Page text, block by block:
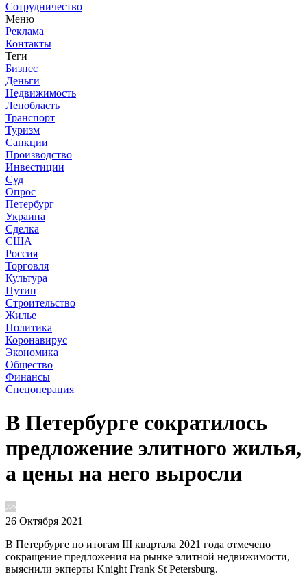
Сотрудничество
Меню
Реклама
Контакты
Теги
Бизнес
Деньги
Недвижимость
Ленобласть
Транспорт
Туризм
Санкции
Производство
Инвестиции
Суд
Опрос
Петербург
Украина
Сделка
США
Россия
Торговля
Культура
Путин
Строительство
Жилье
Политика
Коронавирус
Экономика
Общество
Финансы
Спецоперация
В Петербурге сократилось
предложение элитного жилья,
а цены на него выросли
26 Октября 2021
В Петербурге по итогам III квартала 2021 года отмечено
сокращение предложения на рынке элитной недвижимости,
выяснили экперты Knight Frank St Petersburg.